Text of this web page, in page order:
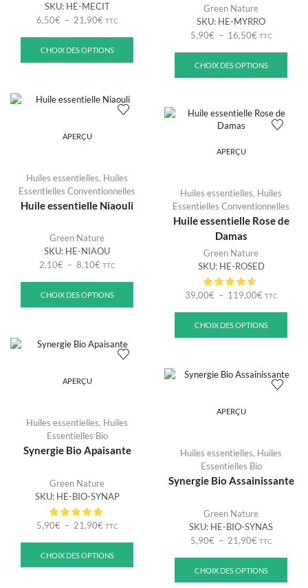
SKU: HE-MECIT
6,50€ – 21,90€ TTC
CHOIX DES OPTIONS
Green Nature
SKU: HE-MYRRO
5,90€ – 16,50€ TTC
CHOIX DES OPTIONS
APERÇU
Huiles essentielles, Huiles
Essentielles Conventionnelles
Huile essentielle Niaouli
Green Nature
SKU: HE-NIAOU
2,10€ – 8,10€ TTC
CHOIX DES OPTIONS
APERÇU
Huiles essentielles, Huiles
Essentielles Conventionnelles
Huile essentielle Rose de
Damas
Green Nature
SKU: HE-ROSED
39,00€ – 119,00€ TTC
CHOIX DES OPTIONS
APERÇU
Huiles essentielles, Huiles
Essentielles Bio
Synergie Bio Apaisante
Green Nature
SKU: HE-BIO-SYNAP
5,90€ – 21,90€ TTC
CHOIX DES OPTIONS
APERÇU
Huiles essentielles, Huiles
Essentielles Bio
Synergie Bio Assainissante
Green Nature
SKU: HE-BIO-SYNAS
5,90€ – 21,90€ TTC
CHOIX DES OPTIONS